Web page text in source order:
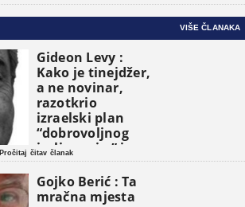
VIŠE ČLANAKA
Gideon Levy :
Kako je tinejdžer,
a ne novinar,
razotkrio
izraelski plan
“dobrovoljnog
iseljavanja ” iz
Gaze
Pročitaj čitav članak
Gojko Berić : Ta
mračna mjesta